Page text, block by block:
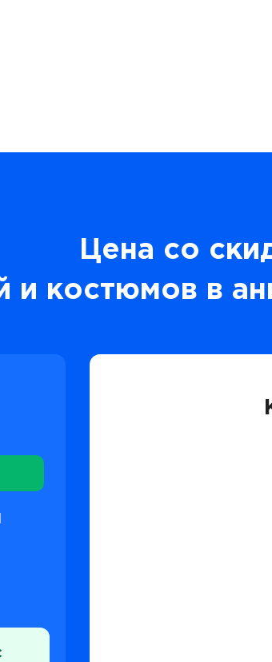
Цена со
и костюмов в